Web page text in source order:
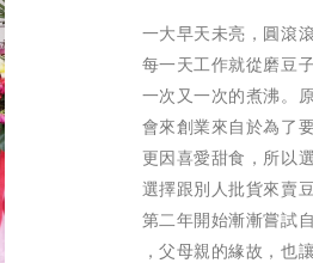
一大早天未亮，圓滾
每一天工作就從磨豆
一次又一次的煮沸。
會來創業來自於為了
更因喜愛甜食，所以
選擇跟別人批貨來賣豆
第二年開始漸漸嘗試
，父母親的緣故，也